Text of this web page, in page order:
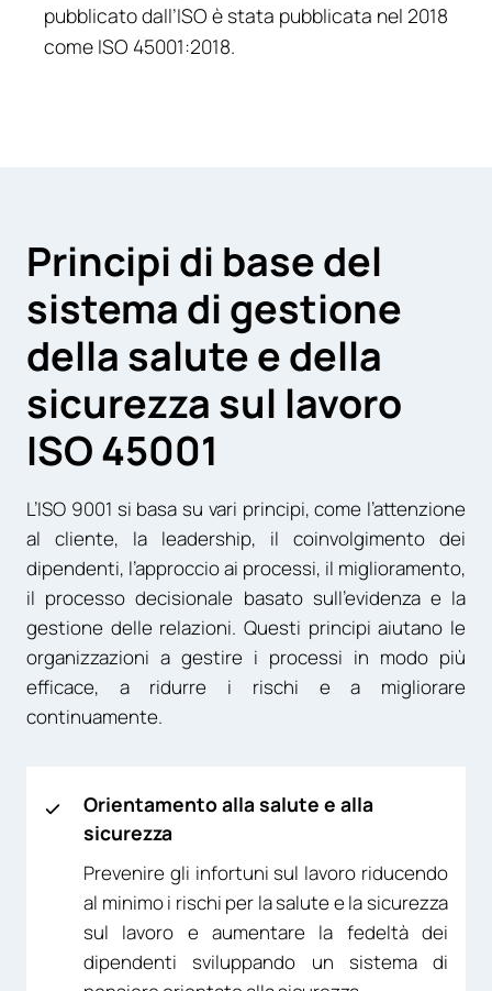
pubblicato dall’ISO è stata pubblicata nel 2018
come ISO 45001:2018.
Principi di base del
sistema di gestione
della salute e della
sicurezza sul lavoro
ISO 45001
L’ISO 9001 si basa su vari principi, come l’attenzione
al cliente, la leadership, il coinvolgimento dei
dipendenti, l’approccio ai processi, il miglioramento,
il processo decisionale basato sull’evidenza e la
gestione delle relazioni. Questi principi aiutano le
organizzazioni a gestire i processi in modo più
efficace, a ridurre i rischi e a migliorare
continuamente.
Orientamento alla salute e alla
sicurezza
Prevenire gli infortuni sul lavoro riducendo
al minimo i rischi per la salute e la sicurezza
sul lavoro e aumentare la fedeltà dei
dipendenti sviluppando un sistema di